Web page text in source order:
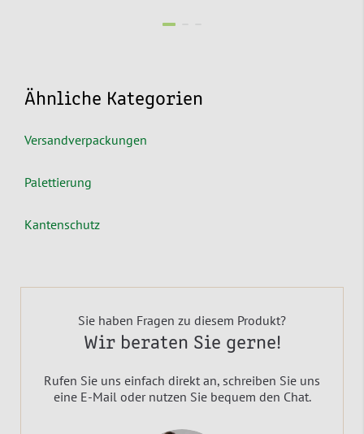
Ähnliche Kategorien
Versandverpackungen
Palettierung
Kantenschutz
Sie haben Fragen zu diesem Produkt?
Wir beraten Sie gerne!
Rufen Sie uns einfach direkt an, schreiben Sie uns
eine E-Mail oder nutzen Sie bequem den Chat.